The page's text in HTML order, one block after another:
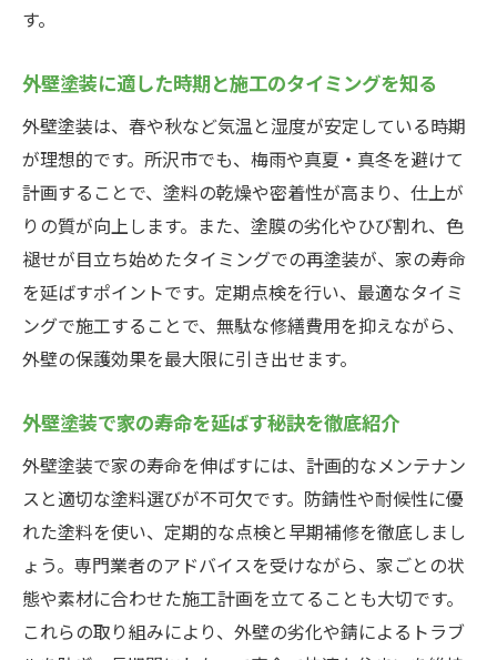
外壁塗装の補助金申請に必要な条件をチェ
ック
外壁塗装の費用を抑えるための補助金制度
の探し方
外壁塗装で使える補助金のメリットと注意
点
補助金を活用した外壁塗装の成功事例を紹
介
外壁塗装と補助金を賢く利用するためのコ
長期間美観を保つ外壁メンテナンス術
外壁塗装で美観と耐久性を維持するメンテ
法
外壁塗装の劣化を早期発見する日常チェッ
ク術
外壁塗装後に気を付けたいトラブル防止ポ
イント
す。
外壁塗装に適した時期と施工のタイミングを知る
外壁塗装は、春や秋など気温と湿度が安定している時期
が理想的です。所沢市でも、梅雨や真夏・真冬を避けて
計画することで、塗料の乾燥や密着性が高まり、仕上が
りの質が向上します。また、塗膜の劣化やひび割れ、色
褪せが目立ち始めたタイミングでの再塗装が、家の寿命
を延ばすポイントです。定期点検を行い、最適なタイミ
ングで施工することで、無駄な修繕費用を抑えながら、
外壁の保護効果を最大限に引き出せます。
外壁塗装で家の寿命を延ばす秘訣を徹底紹介
外壁塗装で家の寿命を伸ばすには、計画的なメンテナン
スと適切な塗料選びが不可欠です。防錆性や耐候性に優
れた塗料を使い、定期的な点検と早期補修を徹底しまし
ょう。専門業者のアドバイスを受けながら、家ごとの状
態や素材に合わせた施工計画を立てることも大切です。
これらの取り組みにより、外壁の劣化や錆によるトラブ